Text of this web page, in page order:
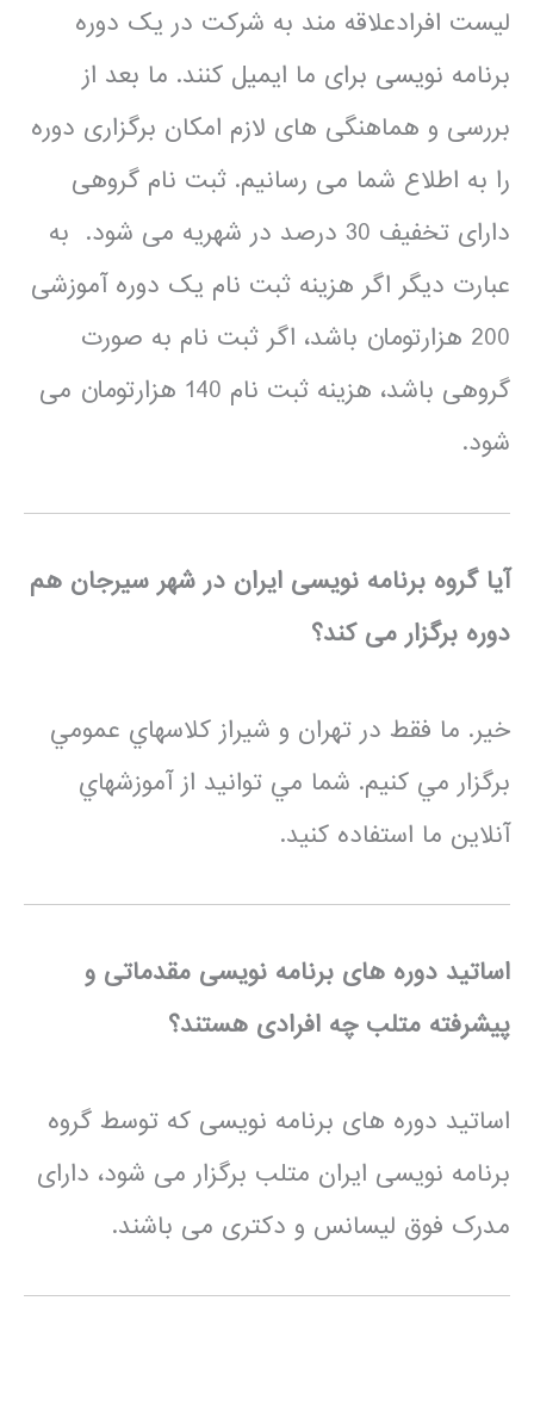
لیست افرادعلاقه مند به شرکت در یک دوره
برنامه نویسی برای ما ایمیل کنند. ما بعد از
بررسی و هماهنگی های لازم امکان برگزاری دوره
را به اطلاع شما می رسانیم. ثبت نام گروهی
دارای تخفیف 30 درصد در شهریه می شود. به
عبارت دیگر اگر هزینه ثبت نام یک دوره آموزشی
200 هزارتومان باشد، اگر ثبت نام به صورت
گروهی باشد، هزینه ثبت نام 140 هزارتومان می
شود.
آیا گروه برنامه نویسی ایران در شهر سیرجان هم
دوره برگزار می کند؟
خير. ما فقط در تهران و شيراز كلاسهاي عمومي
برگزار مي كنيم. شما مي توانيد از آموزشهاي
آنلاين ما استفاده كنيد.
اساتید دوره های برنامه نویسی مقدماتی و
پیشرفته متلب چه افرادی هستند؟
اساتید دوره های برنامه نویسی که توسط گروه
برنامه نویسی ایران متلب برگزار می شود، دارای
مدرک فوق لیسانس و دکتری می باشند.